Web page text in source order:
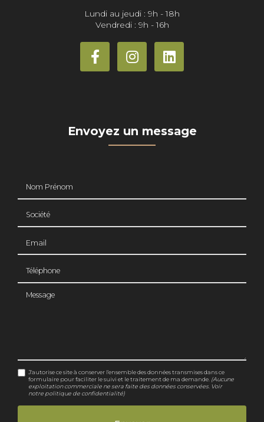
Lundi au jeudi : 9h - 18h
Vendredi : 9h - 16h
Envoyez un message
Message
J'autorise ce site à conserver l'ensemble des données transmises dans ce
formulaire pour faciliter le suivi et le traitement de ma demande. (Aucune
exploitation commerciale ne sera faite des données conservées. Voir
notre politique de confidentialité)